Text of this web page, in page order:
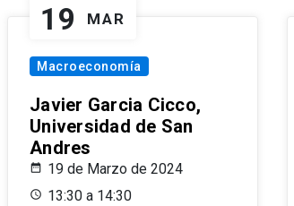
19 MAR
Macroeconomía
Javier Garcia Cicco,
Universidad de San
Andres
19 de Marzo de 2024
13:30 a 14:30